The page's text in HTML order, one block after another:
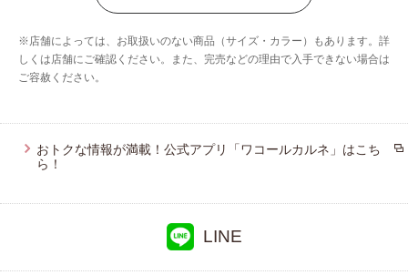
ウイング／ティーン
ブロス バイ ワコールメン
※店舗によっては、お取扱いのない商品（サイズ・カラー）もあります。詳
しくは店舗にご確認ください。また、完売などの理由で入手できない場合は
ご容赦ください。
おトクな情報が満載！公式アプリ「ワコールカルネ」はこち
ら！
LINE